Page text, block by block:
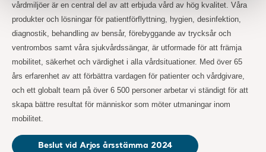
vårdmiljöer är en central del av att erbjuda vård av hög kvalitet. Våra
produkter och lösningar för patientförflyttning, hygien, desinfektion,
diagnostik, behandling av bensår, förebyggande av trycksår och
ventrombos samt våra sjukvårdssängar, är utformade för att främja
mobilitet, säkerhet och värdighet i alla vårdsituationer. Med över 65
års erfarenhet av att förbättra vardagen för patienter och vårdgivare,
och ett globalt team på över 6 500 personer arbetar vi ständigt för att
skapa bättre resultat för människor som möter utmaningar inom
mobilitet.
Beslut vid Arjos årsstämma 2024